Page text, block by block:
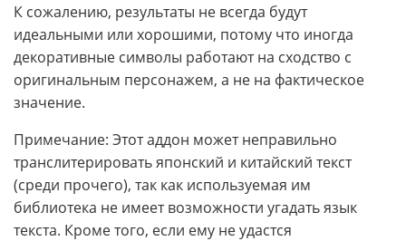
К сожалению, результаты не всегда будут
идеальными или хорошими, потому что иногда
декоративные символы работают на сходство с
оригинальным персонажем, а не на фактическое
значение.
Примечание: Этот аддон может неправильно
транслитерировать японский и китайский текст
(среди прочего), так как используемая им
библиотека не имеет возможности угадать язык
текста. Кроме того, если ему не удастся